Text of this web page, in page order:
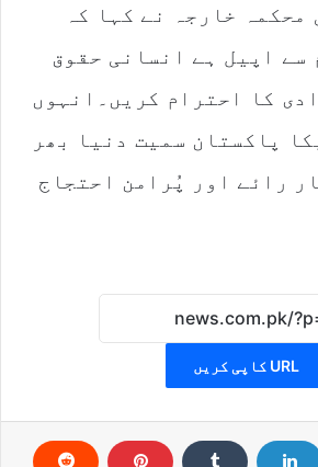
محکمہ خارجہ نے کہا کہ
سے اپیل ہے انسانی حقوق
کا احترام کریں۔انہوں
پاکستان سمیت دنیا بھر
رائے اور پُرامن احتجاج
URL کاپی کریں